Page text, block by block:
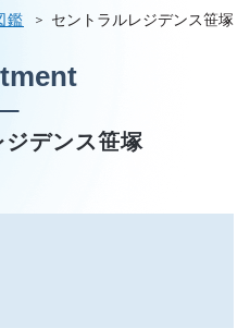
鑑 セントラルレジデンス笹塚
デンス笹塚